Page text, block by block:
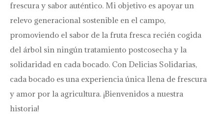
frescura y sabor auténtico. Mi objetivo es apoyar un
relevo generacional sostenible en el campo,
promoviendo el sabor de la fruta fresca recién cogida
del árbol sin ningún tratamiento postcosecha y la
solidaridad en cada bocado. Con Delicias Solidarias,
cada bocado es una experiencia única llena de frescura
y amor por la agricultura. ¡Bienvenidos a nuestra
historia!